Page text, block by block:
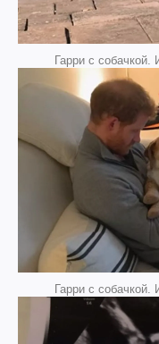
Гарри с собачкой.
Гарри с